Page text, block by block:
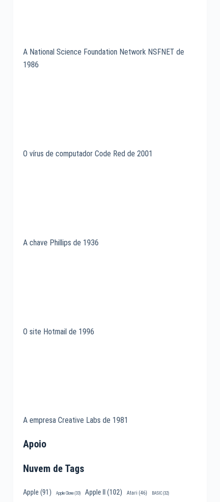
A National Science Foundation Network NSFNET de
1986
O vírus de computador Code Red de 2001
A chave Phillips de 1936
O site Hotmail de 1996
A empresa Creative Labs de 1981
Apoio
Nuvem de Tags
Apple (91) Apple Clone(33) Apple II (102) Atari (46) BASIC(32)